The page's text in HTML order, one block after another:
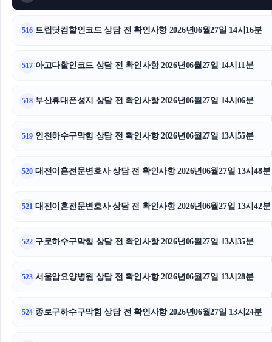
516 트립닷컴할인코드 상담 전 확인사항 2026년06월27일 14시16분
517 아고다할인코드 상담 전 확인사항 2026년06월27일 14시11분
518 부산휴대폰성지 상담 전 확인사항 2026년06월27일 14시06분
519 인천하수구막힘 상담 전 확인사항 2026년06월27일 13시55분
520 대전이혼전문변호사 상담 전 확인사항 2026년06월27일 13시48분
521 대전이혼전문변호사 상담 전 확인사항 2026년06월27일 13시42분
522 구로하수구막힘 상담 전 확인사항 2026년06월27일 13시35분
523 서울암요양병원 상담 전 확인사항 2026년06월27일 13시28분
524 종로구하수구막힘 상담 전 확인사항 2026년06월27일 13시24분